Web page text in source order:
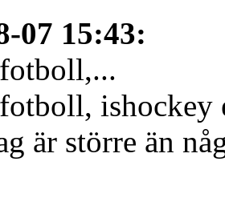
07 15:43:
är större än